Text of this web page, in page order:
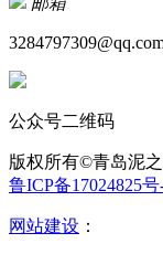
公众号二维码
版权所有©青岛泥
鲁ICP备17024825号
网站建设 ：